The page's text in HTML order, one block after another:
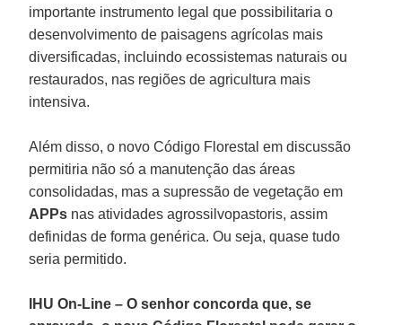
importante instrumento legal que possibilitaria o
desenvolvimento de paisagens agrícolas mais
diversificadas, incluindo ecossistemas naturais ou
restaurados, nas regiões de agricultura mais
intensiva.
Além disso, o novo Código Florestal em discussão
permitiria não só a manutenção das áreas
consolidadas, mas a supressão de vegetação em
APPs nas atividades agrossilvopastoris, assim
definidas de forma genérica. Ou seja, quase tudo
seria permitido.
IHU On-Line – O senhor concorda que, se